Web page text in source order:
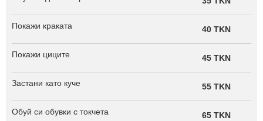
Покажи краката 40 TKN
Покажи циците 45 TKN
Застани като куче 55 TKN
Обуй си обувки с токчета 65 TKN